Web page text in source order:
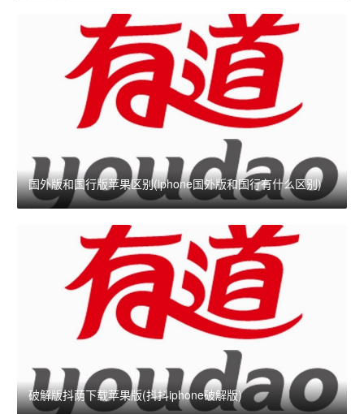
国外版和国行版苹果区别(iphone国外版和国行有什么区别)
破解版抖荫下载苹果版(抖抖iphone破解版)